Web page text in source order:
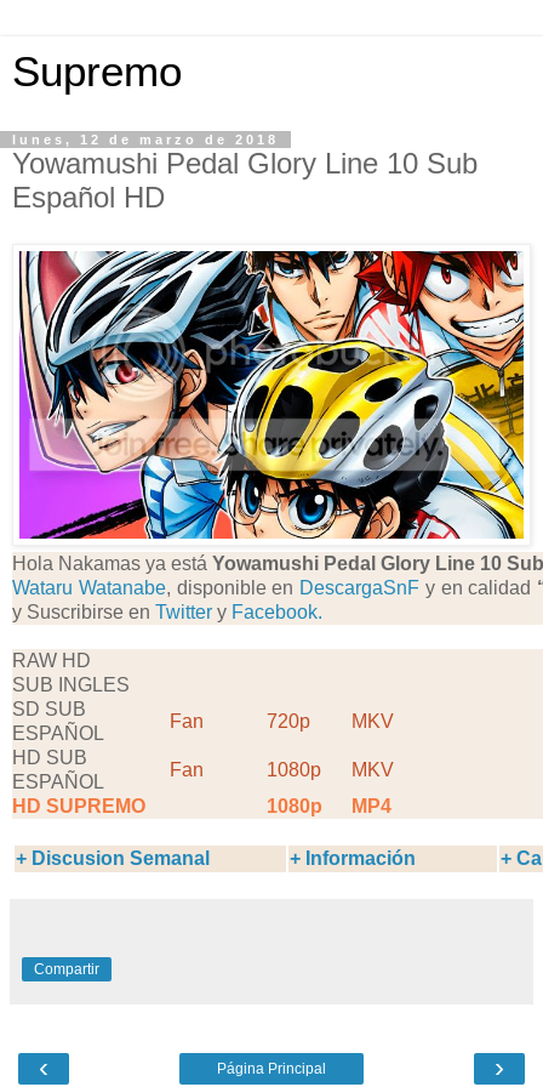
Supremo
lunes, 12 de marzo de 2018
Yowamushi Pedal Glory Line 10 Sub
Español HD
Hola Nakamas ya está Yowamushi Pedal Glory Line 10
Wataru Watanabe, disponible en DescargaSnF y en calidad
y Suscribirse en Twitter y Facebook.
RAW HD
SUB INGLES
SD SUB
ESPAÑOL
Fan 720p
MKV
HD SUB
ESPAÑOL
Fan 1080p
MKV
HD SUPREMO
1080p MP4
+ Discusion Semanal + Información +
Compartir
‹ ›
Página Principal